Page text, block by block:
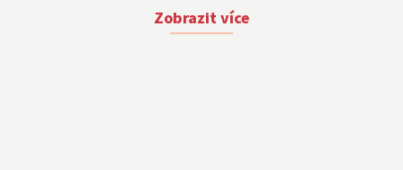
Zobrazit více